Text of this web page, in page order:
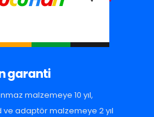
garanti
malzemeye 10 yıl,
ve adaptör malzemeye 2 yıl